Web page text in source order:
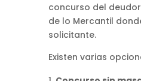
concurso del
de lo Mercantil
solicitante.
Existen varias